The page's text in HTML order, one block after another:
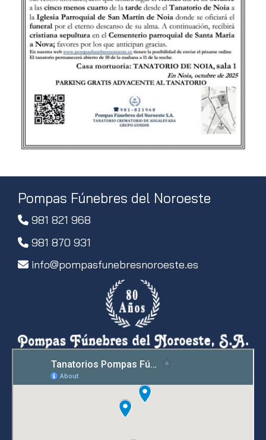
Pompas Fúnebres del Noroeste
981 821 968
981 870 931
info
pompasfunebresnoroeste.es